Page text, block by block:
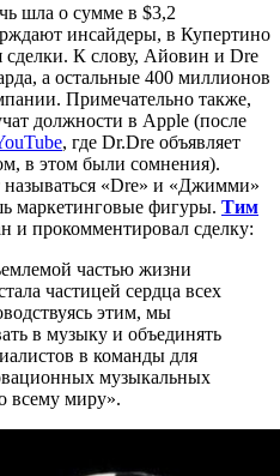
шла о сумме в $3,2
инсайдеры, в Купертино
сделки. К слову, Айовин и Dre
а остальные 400 миллионов
Примечательно также,
должности в Apple (после
, где Dr.Dre объявляет
в этом были сомнения).
«Dre» и «Джимми»
маркетинговые фигуры. Тим
и прокомментировал сделку:
частью жизни
частицей сердца всех
этим, мы
в музыку и объединять
в команды для
музыкальных
всему миру».